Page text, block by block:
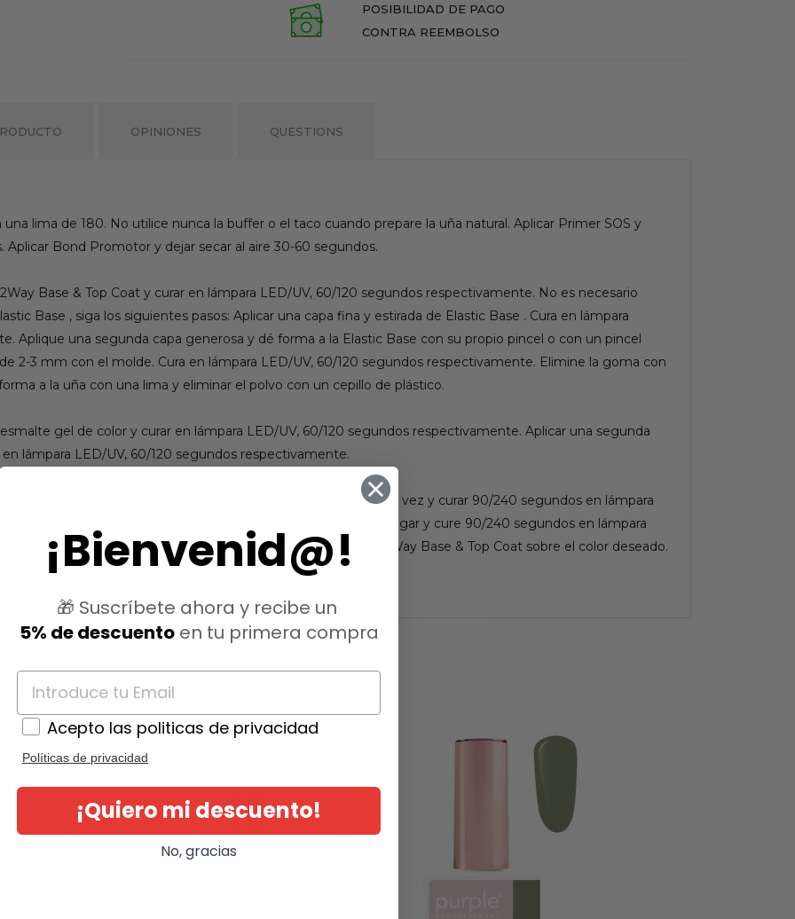
POSIBILIDAD DE PAGO
CONTRA REEMBOLSO
OPINIONES QUESTIONS
lima de 180. No utilice nunca la buffer o el taco cuando prepare la uña natural. Aplicar Primer SOS y
Aplicar Bond Promotor y dejar secar al aire 30-60 segundos.
Base & Top Coat y curar en lámpara LED/UV, 60/120 segundos respectivamente. No es necesario
Base , siga los siguientes pasos: Aplicar una capa fina y estirada de Elastic Base . Cura en lámpara
Aplique una segunda capa generosa y dé forma a la Elastic Base con su propio pincel o con un pincel
2-3 mm con el molde. Cura en lámpara LED/UV, 60/120 segundos respectivamente. Elimine la goma con
a la uña con una lima y eliminar el polvo con un cepillo de plástico.
gel de color y curar en lámpara LED/UV, 60/120 segundos respectivamente. Aplicar una segunda
lámpara LED/UV, 60/120 segundos respectivamente.
color, recomendamos aplicar el esmalte gel en las 4 uñas a la vez y curar 90/240 segundos en lámpara
intercalado. A seguir, aplique el esmalte gel sólo en el pulgar y cure 90/240 segundos en lámpara
sea más fluido, varias técnicas colocan una gota de nuestra 2Way Base & Top Coat sobre el color deseado.
¡Bienvenid@!
🎁 Suscríbete ahora y recibe un
5% de descuentoen tu primera compra
Acepto las politicas de privacidad
Políticas de privacidad
¡Quiero mi descuento!
No, gracias